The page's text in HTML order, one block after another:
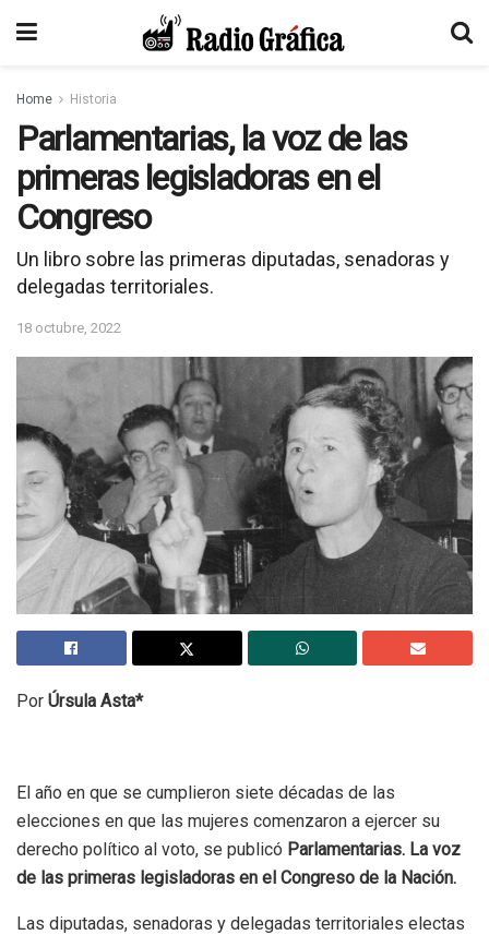
Home Historia
Parlamentarias, la voz de las
primeras legisladoras en el
Congreso
Un libro sobre las primeras diputadas, senadoras y
delegadas territoriales.
18 octubre, 2022
Por Úrsula Asta*
El año en que se cumplieron siete décadas de las
elecciones en que las mujeres comenzaron a ejercer su
derecho político al voto, se publicó Parlamentarias. La voz
de las primeras legisladoras en el Congreso de la Nación.
Las diputadas, senadoras y delegadas territoriales electas